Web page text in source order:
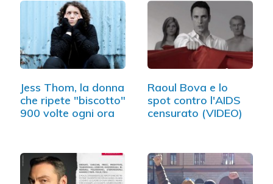
Jess Thom, la donna
che ripete "biscotto"
900 volte ogni ora
Raoul Bova e lo
spot contro l'AIDS
censurato (VIDEO)